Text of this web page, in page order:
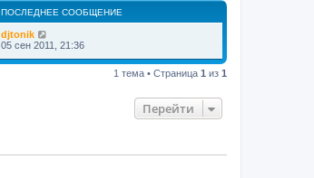
ПОСЛЕДНЕЕ СООБЩЕНИЕ
djtonik
05 сен 2011, 21:36
1 тема • Страница 1 из 1
Перейти